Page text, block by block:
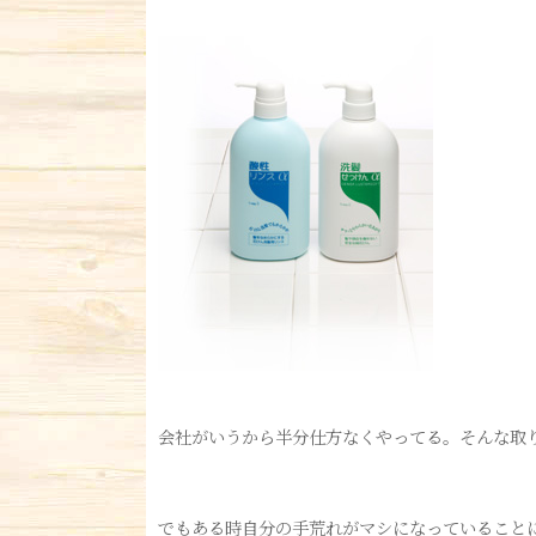
会社がいうから半分仕方なくやってる。そんな取
でもある時自分の手荒れがマシになっていること